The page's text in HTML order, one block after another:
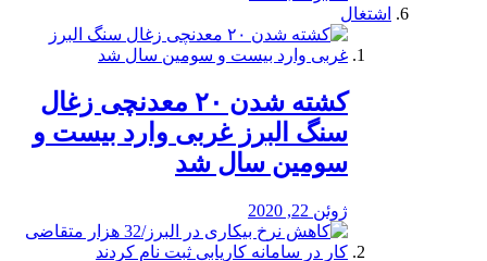
اشتغال
کشته شدن ۲۰ معدنچی زغال
سنگ البرز غربی وارد بیست و
سومین سال شد
ژوئن 22, 2020